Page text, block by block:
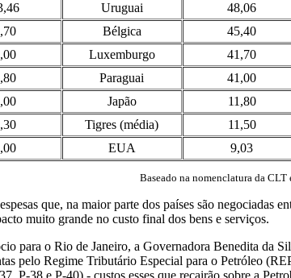
Uruguai
48,06
Bélgica
45,40
Luxemburgo
41,70
Paraguai
41,00
Japão
11,80
Tigres (média)
11,50
EUA 9,03
Baseado na nomenclatura da
que, na maior parte dos países são negociadas
muito grande no custo final dos bens e serviços.
para o Rio de Janeiro, a Governadora Benedita da
pelo Regime Tributário Especial para o Petróleo
P-38 e P-40) - custos esses que recairão sobre a